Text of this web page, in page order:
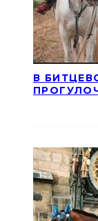
В